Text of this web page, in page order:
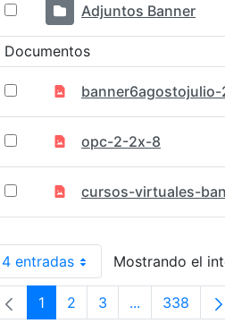
Adjuntos Banner
Documentos
opc-2-2x-8
cursos-virtuales-
4 entradasPor páginaMostrando el
Página
1 Página
2 Página
3 ...PáginasPágina
338